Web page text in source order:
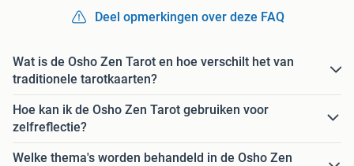
Deel opmerkingen over deze FAQ
Wat is de Osho Zen Tarot en hoe verschilt het van
traditionele tarotkaarten?
Hoe kan ik de Osho Zen Tarot gebruiken voor
zelfreflectie?
Welke thema's worden behandeld in de Osho Zen